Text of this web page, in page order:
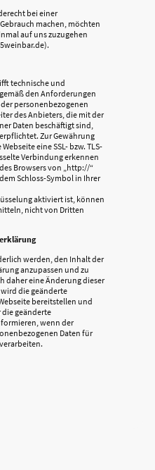
bei einer
machen, möchten
auf uns zuzugehen
technische und
den Anforderungen
der personenbezogenen
des Anbieters, die mit der
Daten beschäftigt sind,
Zur Gewährung
eine SSL- bzw. TLS-
Verbindung erkennen
Browsers von „http://“
Schloss-Symbol in Ihrer
aktiviert ist, können
nicht von Dritten
werden, den Inhalt der
anzupassen und zu
daher eine Änderung dieser
die geänderte
bereitstellen und
geänderte
wenn der
Daten für